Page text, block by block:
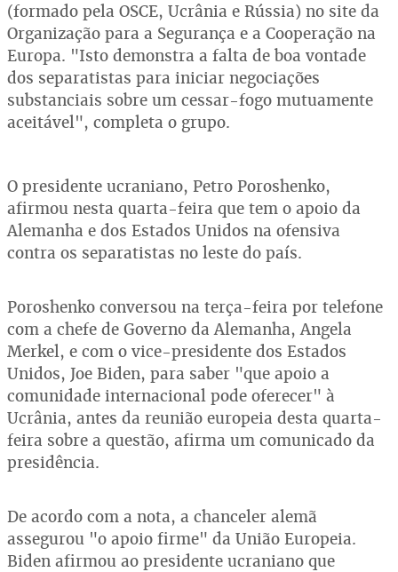
(formado pela OSCE, Ucrânia e Rússia) no site da
Organização para a Segurança e a Cooperação na
Europa. "Isto demonstra a falta de boa vontade
dos separatistas para iniciar negociações
substanciais sobre um cessar-fogo mutuamente
aceitável", completa o grupo.
O presidente ucraniano, Petro Poroshenko,
afirmou nesta quarta-feira que tem o apoio da
Alemanha e dos Estados Unidos na ofensiva
contra os separatistas no leste do país.
Poroshenko conversou na terça-feira por telefone
com a chefe de Governo da Alemanha, Angela
Merkel, e com o vice-presidente dos Estados
Unidos, Joe Biden, para saber "que apoio a
comunidade internacional pode oferecer" à
Ucrânia, antes da reunião europeia desta quarta-
feira sobre a questão, afirma um comunicado da
presidência.
De acordo com a nota, a chanceler alemã
assegurou "o apoio firme" da União Europeia.
Biden afirmou ao presidente ucraniano que